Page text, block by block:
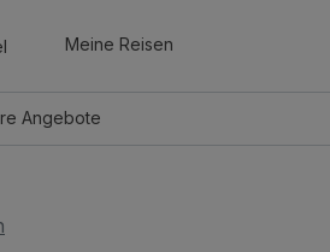
Meine Reisen
Angebote